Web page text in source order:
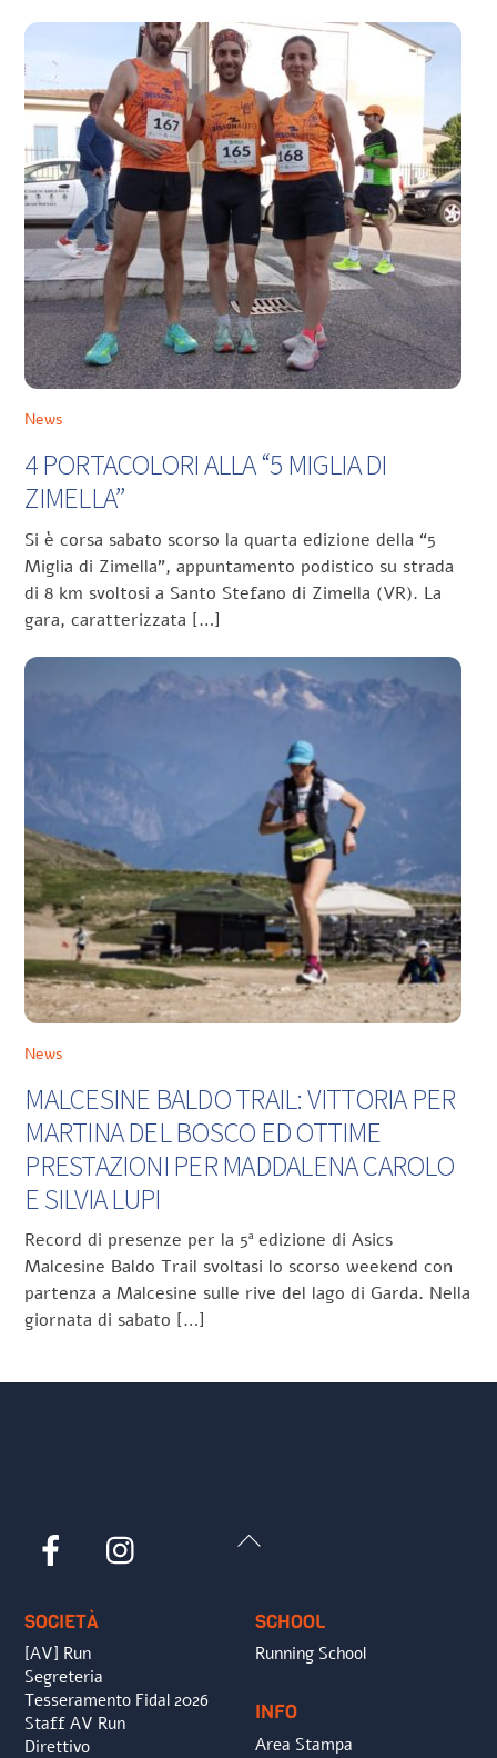
News
4 PORTACOLORI ALLA “5 MIGLIA DI
ZIMELLA”
Si è corsa sabato scorso la quarta edizione della “5
Miglia di Zimella”, appuntamento podistico su strada
di 8 km svoltosi a Santo Stefano di Zimella (VR). La
gara, caratterizzata […]
News
MALCESINE BALDO TRAIL: VITTORIA PER
MARTINA DEL BOSCO ED OTTIME
PRESTAZIONI PER MADDALENA CAROLO
E SILVIA LUPI
Record di presenze per la 5ª edizione di Asics
Malcesine Baldo Trail svoltasi lo scorso weekend con
partenza a Malcesine sulle rive del lago di Garda. Nella
giornata di sabato […]
Back
Facebook
SOCIETÀ
[AV] Run
Segreteria
Tesseramento Fidal 2026
Staff AV Run
Direttivo
SCHOOL
Running School
INFO
Area Stampa